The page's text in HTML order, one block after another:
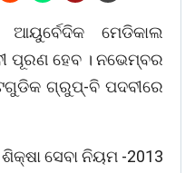
ଆୟୁର୍ବେଦିକ ମେଡିକାଲ
ପୂରଣ ହେବ । ନଭେମ୍ବର
ଗ୍ରୁପ୍-ବି ପଦବୀରେ
ସେବା ନିୟମ -2013